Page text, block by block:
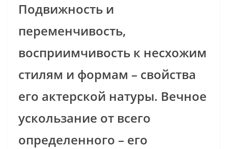
Подвижность и
переменчивость,
восприимчивость к несхожим
стилям и формам – свойства
его актерской натуры. Вечное
ускользание от всего
определенного – его